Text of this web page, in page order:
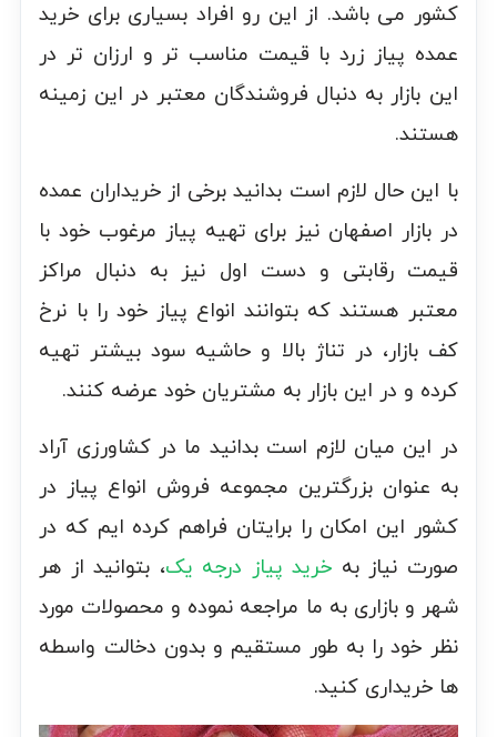
کشور می باشد. از این رو افراد بسیاری برای خرید
عمده پیاز زرد با قیمت مناسب تر و ارزان تر در
این بازار به دنبال فروشندگان معتبر در این زمینه
هستند.
با این حال لازم است بدانید برخی از خریداران عمده
در بازار اصفهان نیز برای تهیه پیاز مرغوب خود با
قیمت رقابتی و دست اول نیز به دنبال مراکز
معتبر هستند که بتوانند انواع پیاز خود را با نرخ
کف بازار، در تناژ بالا و حاشیه سود بیشتر تهیه
کرده و در این بازار به مشتریان خود عرضه کنند.
در این میان لازم است بدانید ما در کشاورزی آراد
به عنوان بزرگترین مجموعه فروش انواع پیاز در
کشور این امکان را برایتان فراهم کرده ایم که در
صورت نیاز به خرید پیاز درجه یک، بتوانید از هر
شهر و بازاری به ما مراجعه نموده و محصولات مورد
نظر خود را به طور مستقیم و بدون دخالت واسطه
ها خریداری کنید.